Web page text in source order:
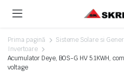
Prima pagină Sisteme Solare si
Invertoare
Acumulator Deye, BOS-G HV 5.1KWH,
voltage